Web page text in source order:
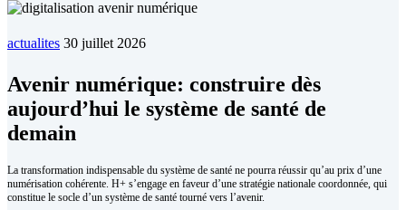
actualites 30 juillet 2026
Avenir numérique: construire dès
aujourd’hui le système de santé de
demain
La transformation indispensable du système de santé ne pourra réussir qu’au prix d’une
numérisation cohérente. H+ s’engage en faveur d’une stratégie nationale coordonnée, qui
constitue le socle d’un système de santé tourné vers l’avenir.